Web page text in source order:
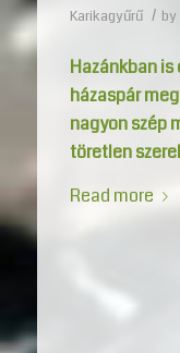
Karikagyűrű / by
Hazánkban
házaspár
nagyon szép
töretlen
Read more